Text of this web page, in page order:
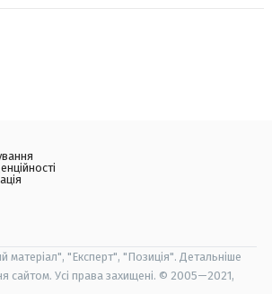
матеріал", "Експерт", "Позиція". Детальніше
сайтом. Усі права захищені. © 2005—2021,